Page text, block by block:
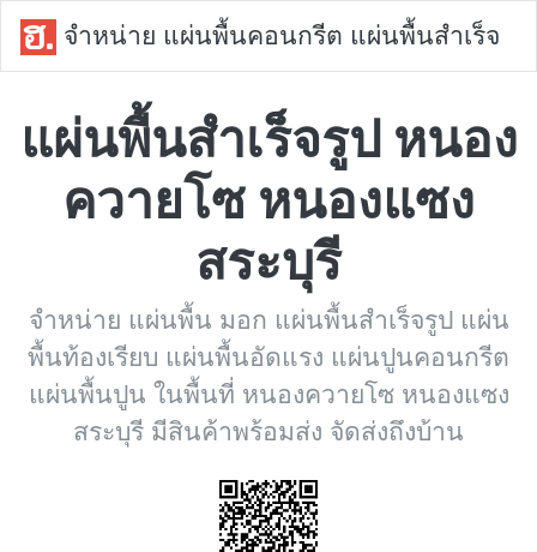
จำหน่าย แผ่นพื้นคอนกรีต แผ่นพื้นสำเร็จ
แผ่นพื้นสำเร็จรูป หนอง
ควายโซ หนองแซง
สระบุรี
จำหน่าย แผ่นพื้น มอก แผ่นพื้นสำเร็จรูป แผ่น
พื้นท้องเรียบ แผ่นพื้นอัดแรง แผ่นปูนคอนกรีต
แผ่นพื้นปูน ในพื้นที่ หนองควายโซ หนองแซง
สระบุรี มีสินค้าพร้อมส่ง จัดส่งถึงบ้าน